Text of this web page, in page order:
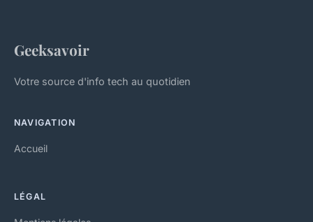
Geeksavoir
Votre source d'info tech au quotidien
NAVIGATION
Accueil
LÉGAL